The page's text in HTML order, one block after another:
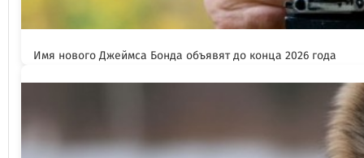
Имя нового Джеймса Бонда объявят до конца 2026 года